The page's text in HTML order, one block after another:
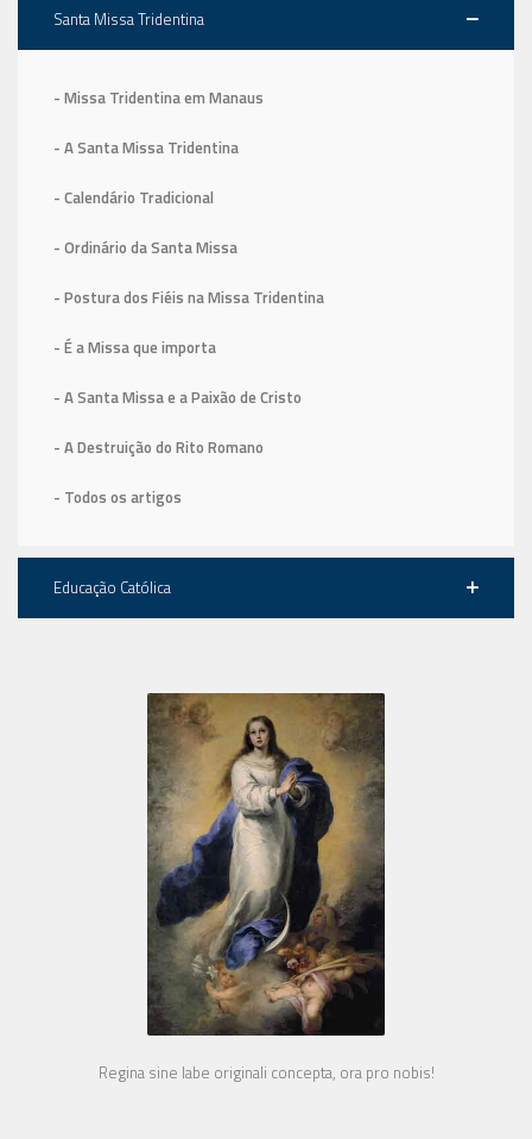
Santa Missa Tridentina
- Missa Tridentina em Manaus
- A Santa Missa Tridentina
- Calendário Tradicional
- Ordinário da Santa Missa
- Postura dos Fiéis na Missa Tridentina
- É a Missa que importa
- A Santa Missa e a Paixão de Cristo
- A Destruição do Rito Romano
- Todos os artigos
Educação Católica
Regina sine labe originali concepta, ora pro nobis!